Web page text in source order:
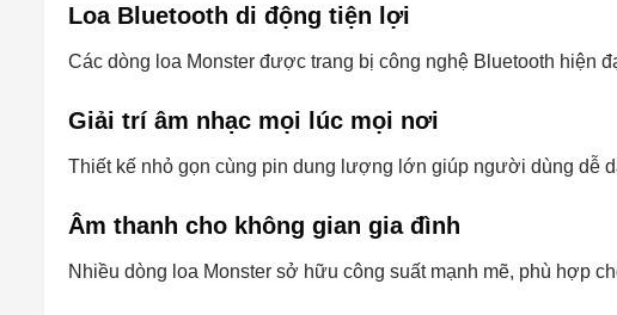
Loa Bluetooth di động tiện lợi
Các dòng loa Monster được trang bị công nghệ Bluetooth hiện
Giải trí âm nhạc mọi lúc mọi nơi
Thiết kế nhỏ gọn cùng pin dung lượng lớn giúp người dùng dễ
Âm thanh cho không gian gia đình
Nhiều dòng loa Monster sở hữu công suất mạnh mẽ, phù hợp